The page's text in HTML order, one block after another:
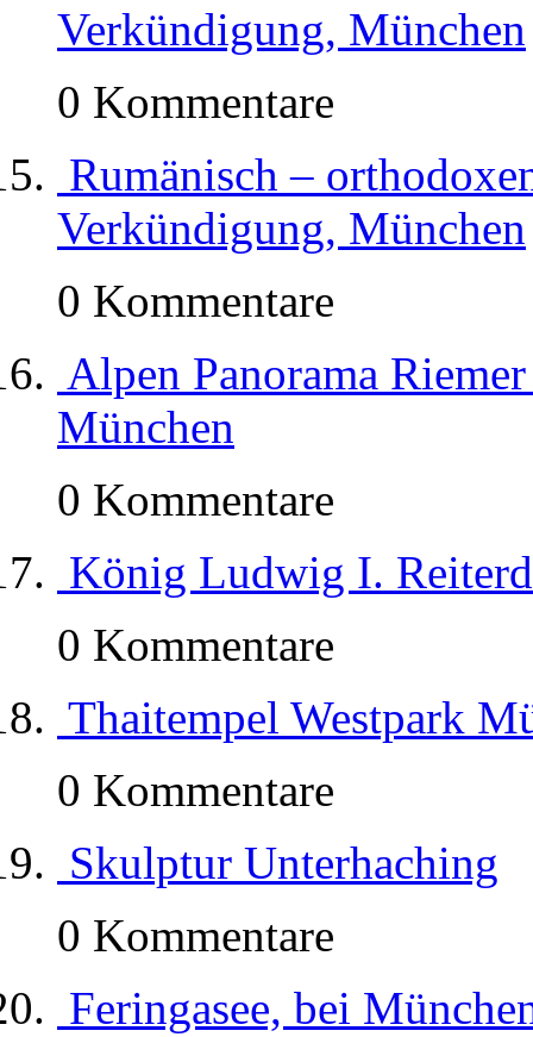
Verkündigung, München
0 Kommentare
Rumänisch –
Verkündigung, München
0 Kommentare
Alpen Panorama
München
0 Kommentare
König Ludwig I.
0 Kommentare
Thaitempel Westpark
0 Kommentare
Skulptur Unterhaching
0 Kommentare
Feringasee, bei